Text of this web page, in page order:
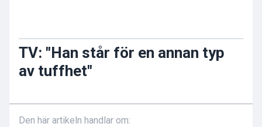
TV: "Han står för en annan typ
av tuffhet"
Den här artikeln handlar om: